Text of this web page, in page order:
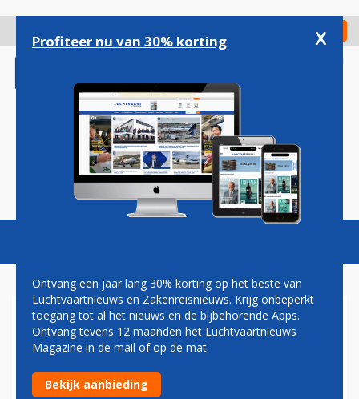
gaan
Check in
Magazine Podcasts Vacatures
RYANAIR ZIET TICKETPRIJZEN
DALEN DOOR ONRUST IN DE
WERELD
Profiteer nu van 30% korting x
Ontvang een jaar lang 30% korting op het beste van
Luchtvaartnieuws en Zakenreisnieuws. Krijg onbeperkt
toegang tot al het nieuws en de bijbehorende Apps.
Ontvang tevens 12 maanden het Luchtvaartnieuws
Magazine in de mail of op de mat.
Bekijk aanbieding